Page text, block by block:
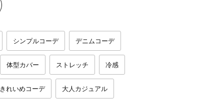
シンプルコーデ デニムコーデ
体型カバー ストレッチ 冷感
きれいめコーデ 大人カジュアル